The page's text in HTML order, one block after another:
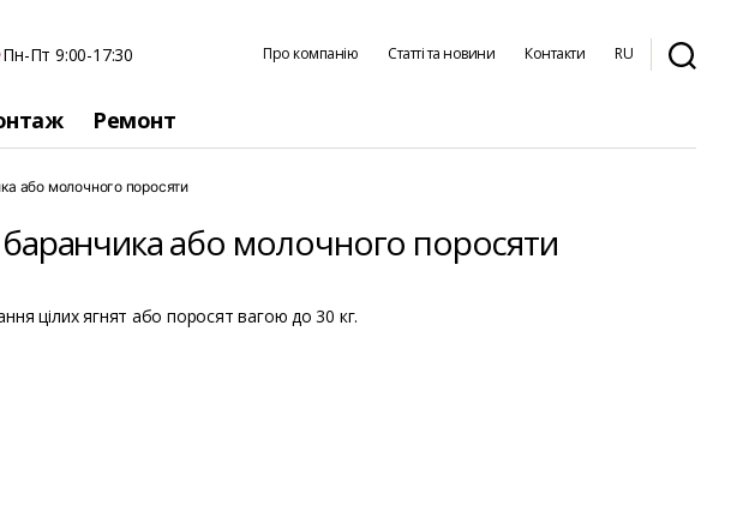
Пн-Пт 9:00-17:30 Про компанію Статті та новини Контакти RU
Ремонт
або молочного поросяти
або молочного поросяти
цілих ягнят або поросят вагою до 30 кг.